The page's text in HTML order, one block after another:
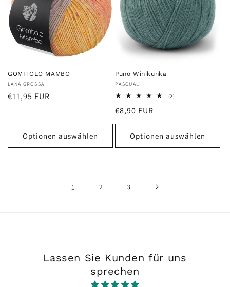
GOMITOLO MAMBO
Anbieter:
LANA GROSSA
Normaler
€11,95 EUR
Optionen auswählen
Puno Winikunka
Anbieter:
PASCUALI
(2)2
Normaler
Preis
€8,90 EUR
Optionen auswählen
1 2 3
Lassen Sie Kunden für uns
sprechen